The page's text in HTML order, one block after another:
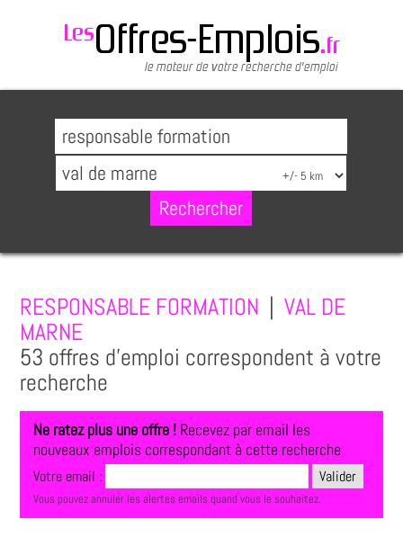
RESPONSABLE FORMATION
VAL DE
MARNE
53 offres d'emploi correspondent à votre
recherche
Ne ratez plus une offre ! Recevez par email les
nouveaux emplois correspondant à cette recherche
Votre email :
Vous pouvez annuler les alertes emails quand vous le souhaitez.